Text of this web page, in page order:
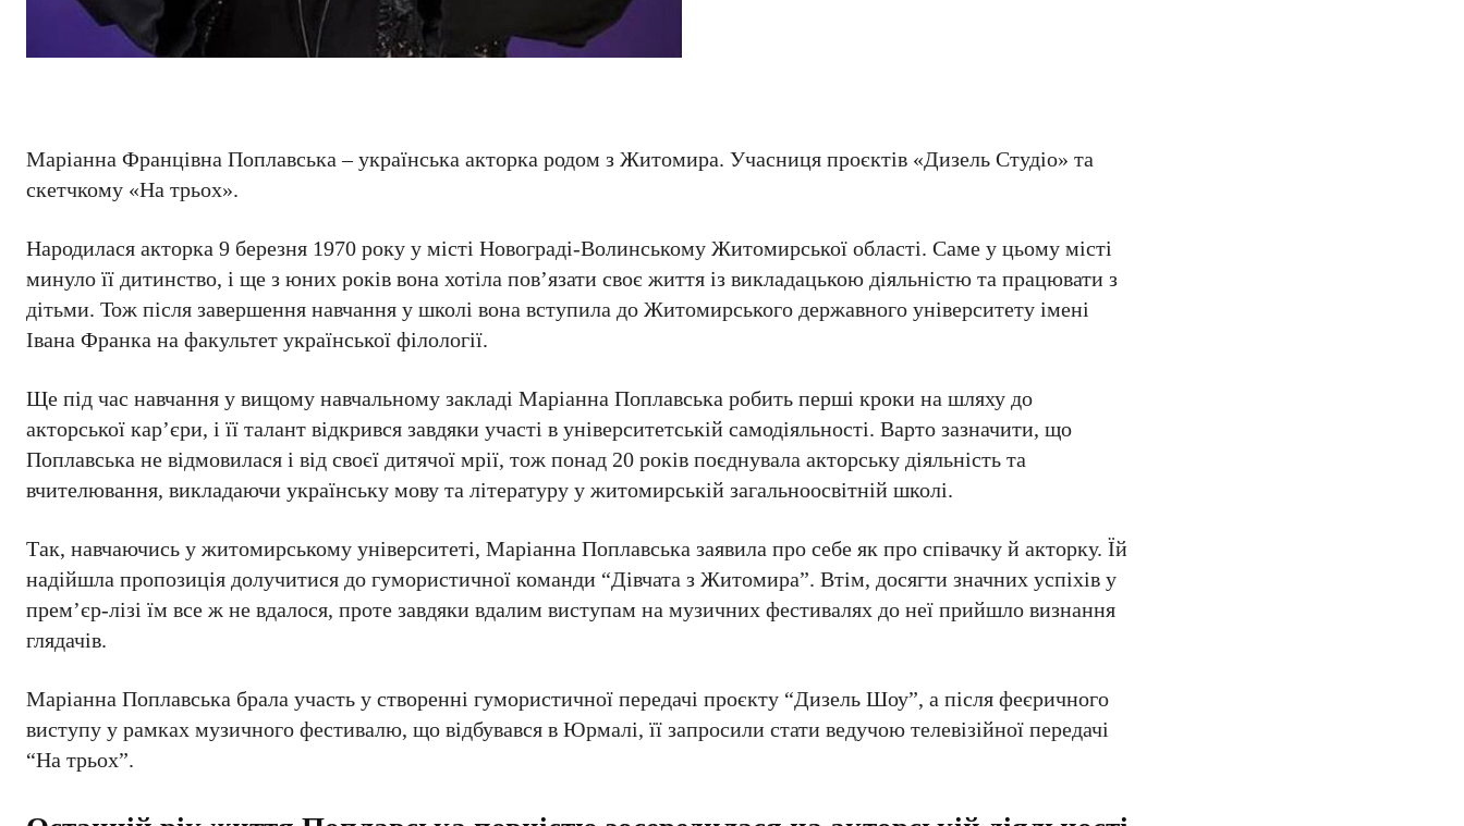
Маріанна Францівна Поплавська – українська акторка родом з Житомира. Учасниця проєктів «Дизель Студіо» та
скетчкому «На трьох».
Народилася акторка 9 березня 1970 року у місті Новограді-Волинському Житомирської області. Саме у цьому місті
минуло її дитинство, і ще з юних років вона хотіла пов’язати своє життя із викладацькою діяльністю та працювати з
дітьми. Тож після завершення навчання у школі вона вступила до Житомирського державного університету імені
Івана Франка на факультет української філології.
Ще під час навчання у вищому навчальному закладі Маріанна Поплавська робить перші кроки на шляху до
акторської кар’єри, і її талант відкрився завдяки участі в університетській самодіяльності. Варто зазначити, що
Поплавська не відмовилася і від своєї дитячої мрії, тож понад 20 років поєднувала акторську діяльність та
вчителювання, викладаючи українську мову та літературу у житомирській загальноосвітній школі.
Так, навчаючись у житомирському університеті, Маріанна Поплавська заявила про себе як про співачку й акторку. Їй
надійшла пропозиція долучитися до гумористичної команди “Дівчата з Житомира”. Втім, досягти значних успіхів у
прем’єр-лізі їм все ж не вдалося, проте завдяки вдалим виступам на музичних фестивалях до неї прийшло визнання
глядачів.
Маріанна Поплавська брала участь у створенні гумористичної передачі проєкту “Дизель Шоу”, а після феєричного
виступу у рамках музичного фестивалю, що відбувався в Юрмалі, її запросили стати ведучою телевізійної передачі
“На трьох”.